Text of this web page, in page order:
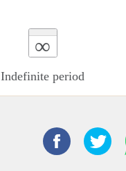
∞
Indefinite period